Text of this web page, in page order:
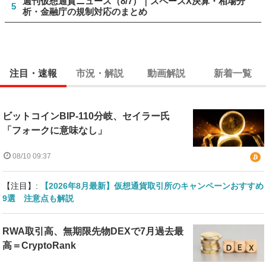
5
析・金融庁の規制対応のまとめ
注目・速報 市況・解説 動画解説 新着一覧
ビットコインBIP-110分岐、セイラー氏
「フォークに意味なし」
08/10 09:37
【注目】:
【2026年8月最新】仮想通貨取引所のキャンペーンおすすめ
9選 注意点も解説
RWA取引高、無期限先物DEXで7月過去最
高＝CryptoRank